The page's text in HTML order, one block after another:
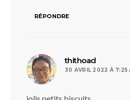
RÉPONDRE
thithoad
30 AVRIL 2022 À 7:25